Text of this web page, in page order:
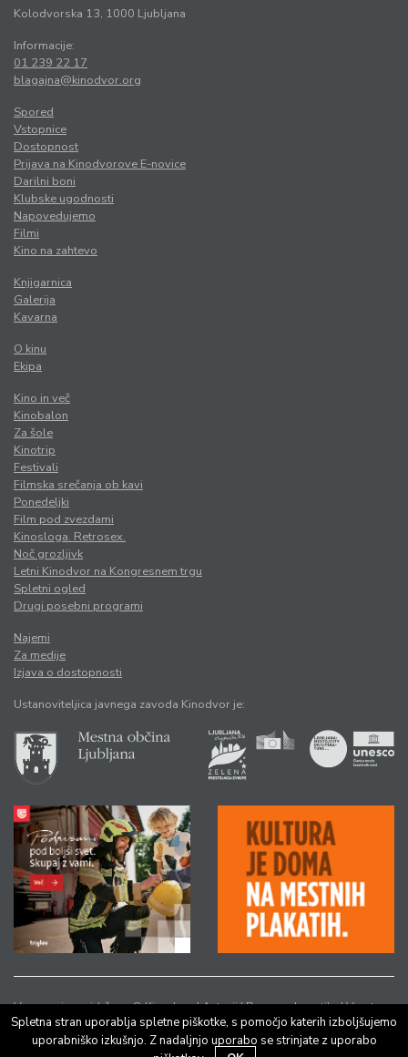
Kolodvorska 13, 1000 Ljubljana
Informacije:
01 239 22 17
blagajna@kinodvor.org
Spored
Vstopnice
Dostopnost
Prijava na Kinodvorove E-novice
Darilni boni
Klubske ugodnosti
Napovedujemo
Filmi
Kino na zahtevo
Knjigarnica
Galerija
Kavarna
O kinu
Ekipa
Kino in več
Kinobalon
Za šole
Kinotrip
Festivali
Filmska srečanja ob kavi
Ponedeljki
Film pod zvezdami
Kinosloga. Retrosex.
Noč grozljivk
Letni Kinodvor na Kongresnem trgu
Spletni ogled
Drugi posebni programi
Najemi
Za medije
Izjava o dostopnosti
Ustanoviteljica javnega zavoda Kinodvor je:
Vse pravice pridržane © Kinodvor |Avtorji|Pravno obvestilo|Varstvo
osebnih podatkov
Spletna stran uporablja spletne piškotke, s pomočjo katerih izboljšujemo
uporabniško izkušnjo. Z nadaljnjo uporabo se strinjate z uporabo